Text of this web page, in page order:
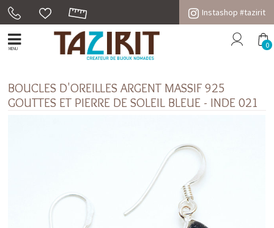
Instashop #tazirit
MENU 0
BOUCLES D'OREILLES ARGENT MASSIF 925
GOUTTES ET PIERRE DE SOLEIL BLEUE - INDE 021